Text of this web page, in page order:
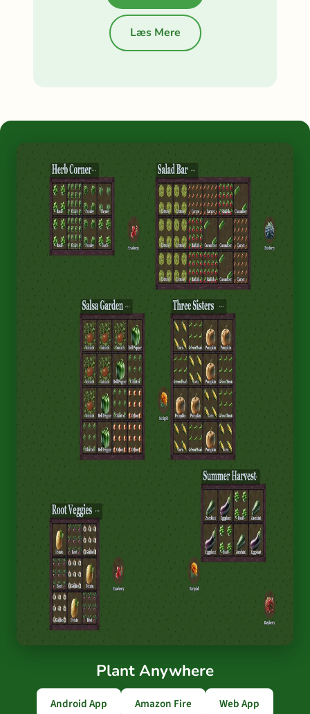
Læs Mere
Plant Anywhere
Android App Amazon Fire Web App